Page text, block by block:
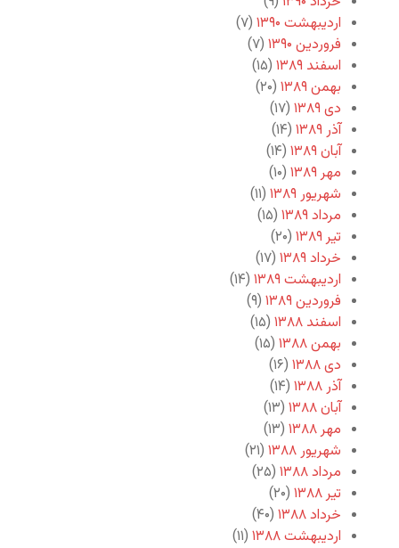
اردیبهشت ۱۳۹۰
(۷)
فروردین ۱۳۹۰
(۷)
اسفند ۱۳۸۹
(۱۵)
بهمن ۱۳۸۹
(۲۰)
دی ۱۳۸۹
(۱۷)
آذر ۱۳۸۹
(۱۴)
آبان ۱۳۸۹
(۱۴)
مهر ۱۳۸۹
(۱۰)
شهریور ۱۳۸۹
(۱۱)
مرداد ۱۳۸۹
(۱۵)
تیر ۱۳۸۹
(۲۰)
خرداد ۱۳۸۹
(۱۷)
اردیبهشت ۱۳۸۹
(۱۴)
فروردین ۱۳۸۹
(۹)
اسفند ۱۳۸۸
(۱۵)
بهمن ۱۳۸۸
(۱۵)
دی ۱۳۸۸
(۱۶)
آذر ۱۳۸۸
(۱۴)
آبان ۱۳۸۸
(۱۳)
مهر ۱۳۸۸
(۱۳)
شهریور ۱۳۸۸
(۲۱)
مرداد ۱۳۸۸
(۲۵)
تیر ۱۳۸۸
(۲۰)
خرداد ۱۳۸۸
(۴۰)
اردیبهشت ۱۳۸۸
(۱۱)